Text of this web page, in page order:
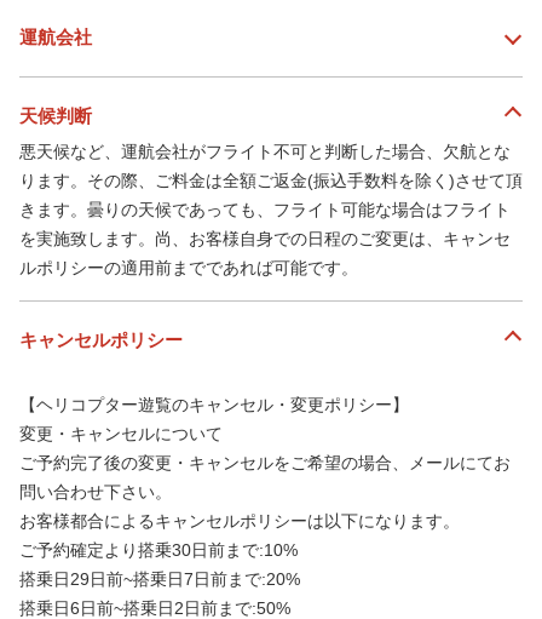
運航会社
天候判断
悪天候など、運航会社がフライト不可と判断した場合、欠航とな
ります。その際、ご料金は全額ご返金(振込手数料を除く)させて頂
きます。曇りの天候であっても、フライト可能な場合はフライト
を実施致します。尚、お客様自身での日程のご変更は、キャンセ
ルポリシーの適用前までであれば可能です。
キャンセルポリシー
【ヘリコプター遊覧のキャンセル・変更ポリシー】
変更・キャンセルについて
ご予約完了後の変更・キャンセルをご希望の場合、メールにてお
問い合わせ下さい。
お客様都合によるキャンセルポリシーは以下になります。
ご予約確定より搭乗30日前まで:10%
搭乗日29日前~搭乗日7日前まで:20%
搭乗日6日前~搭乗日2日前まで:50%